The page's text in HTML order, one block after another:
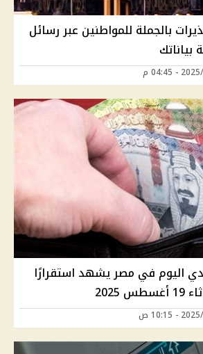
بالجملة للمواطنين عبر رسائل
اليوم في مصر يشهد استقرارًا